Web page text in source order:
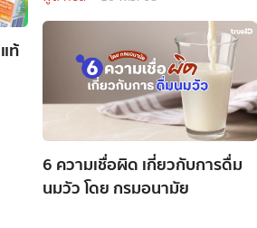
ท้
6 ความเชื่อผิด เกี่ยวกับการดื่ม
นมวัว โดย กรมอนามัย